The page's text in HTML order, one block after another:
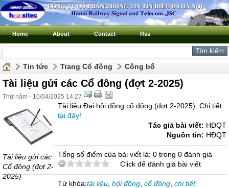
Home About Contact Rss
Tin tức Trang Cổ đông Công bố
Tài liệu gửi các Cổ đông (đợt 2-2025)
Thứ năm - 10/04/2025 14:27
Tài liệu gửi các
Cổ đông (đợt 2-
2025)
Tài liệu Đại hội đồng cổ đông (đợt 2-2025). Chi tiết
tại đây!
Tác giả bài viết: HĐQT
Nguồn tin: HĐQT
Tổng số điểm của bài viết là: 0 trong 0 đánh giá
Click để đánh giá bài viết
Từ khóa:tài liệu hội đồng cổ đông chi tiết